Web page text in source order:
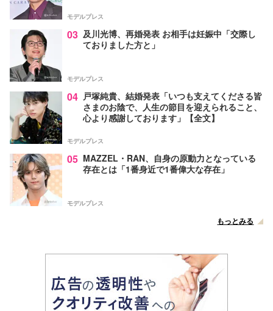
モデルプレス
03 及川光博、再婚発表 お相手は妊娠中「交際し
ておりました方と」
モデルプレス
04 戸塚純貴、結婚発表「いつも支えてくださる皆
さまのお陰で、人生の節目を迎えられること、
心より感謝しております」【全文】
モデルプレス
05 MAZZEL・RAN、自身の原動力となっている
存在とは「1番身近で1番偉大な存在」
モデルプレス
もっとみる